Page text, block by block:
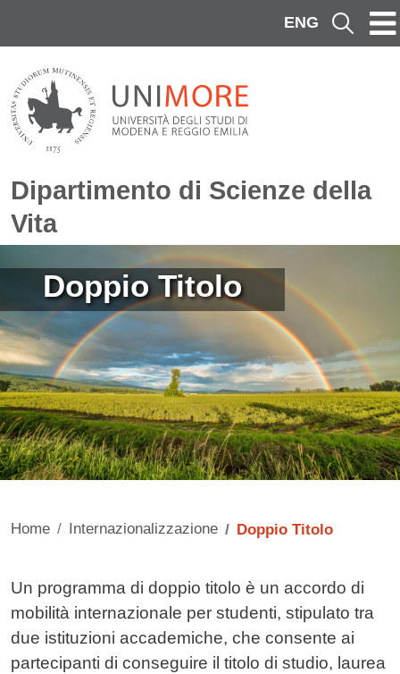
ENG Cerca
Dipartimento di Scienze della
Vita
Doppio Titolo
Home Internazionalizzazione Doppio Titolo
Contenuto
Un programma di doppio titolo è un accordo di
mobilità internazionale per studenti, stipulato tra
due istituzioni accademiche, che consente ai
partecipanti di conseguire il titolo di studio, laurea